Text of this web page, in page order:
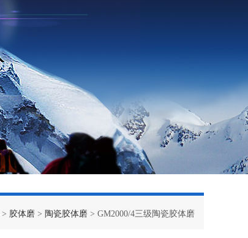
> 胶体磨 > 陶瓷胶体磨 > GM2000/4三级陶瓷胶体磨